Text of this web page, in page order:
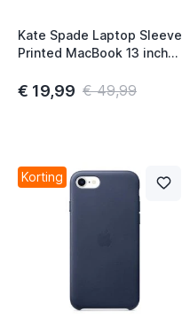
Kate Spade Laptop Sleeve
Printed MacBook 13 inch
€ 19,99 € 49,99
Korting